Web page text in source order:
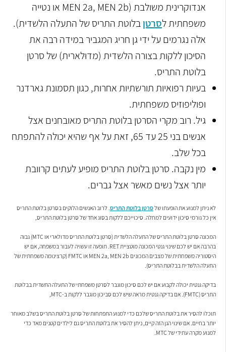
אנדוקרינית משולבת (MEN 2a, MEN 2b או נטייה
משפחתית לסרטןבלוטת התריס של התעלה הלשדית).
אלה נגרמים על ידי גן חריג המגביר במידה רבה את
הסיכון ללקות בצורה הלשדית (מדוּלארית) של סרטן
בלוטת התריס.
בעיות רפואיות תורשתיות אחרות, כגון תסמונת גארדנר
ופוליפוזיס משפחתית.
גיל. רוב מקרי הסרטן בלוטת התריס מאובחנים אצל
אנשים בני 25 עד 65, זאת על אף שהיא יכולה להתפתח
בכל שלב.
מין נקבה. סרטן בלוטת התריס מופיע לעתים קרוובת
יותר אצל נשים מאשר אצל גברים.
לא ניתן למנוע את הופעתו שלסרטן בלוטת התריס. לרוב האנשים הלוקים בסרטן בלוטת התריס
אין כל גורמי סיכון ידועים למחלה. סיכוייכם ללקות בסוג אחד של סרטן בלוטת התריס,
המכונה סרטן בלוטת התריס של התעלה הלשדית (סרטן בלוטת התריס מדולארי או MTC) גבוה
בהרבה אם יש לכם שינוי גנטי המכונה מוטציית RET. תופעה זו עשויה לעבור במשפחה, אם יש
היסטוריה משפחתית של מצבים המכונים MEN 2a, MEN 2b או FMTC (קרצינומה משפחתית של
התעלה הלשדית בבלוטת התריס).
בדיקה גנטית יכולה לקבוע אם יש לכם סיכון מוגבר לסרטן משפחתי של התעלה התשדית בבלוטת
התריס (FMTC). אם בדיקה גנטית מראה שיש לכם סביכון מוגבר ללקות ב-MTC,
תוכלו להסיר את בלוטת התריס שלכם כדי למנוע התפתחות של סרטן בלוטת התריס בשלב מאוחר
יותר בחיים. אם שינוי הגן הזה קיים, ניתן להסיר את בלוטת התריס גם לילדים קטנים מאד כדי
למנוע מקרה עתידי של MTC.